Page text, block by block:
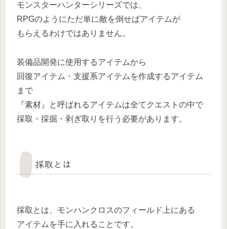
モンスターハンターシリーズでは、
RPGのようにただ単に敵を倒せばアイテムが
もらえるわけではありません。
装備品開発に使用するアイテムから
回復アイテム・支援系アイテムを作成するアイテム
まで
『素材』と呼ばれるアイテムは全てクエストの中で
採取・採掘・剥ぎ取りを行う必要があります。
採取とは
採取とは、モンハンクロスのフィールド上にある
アイテムを手に入れることです。